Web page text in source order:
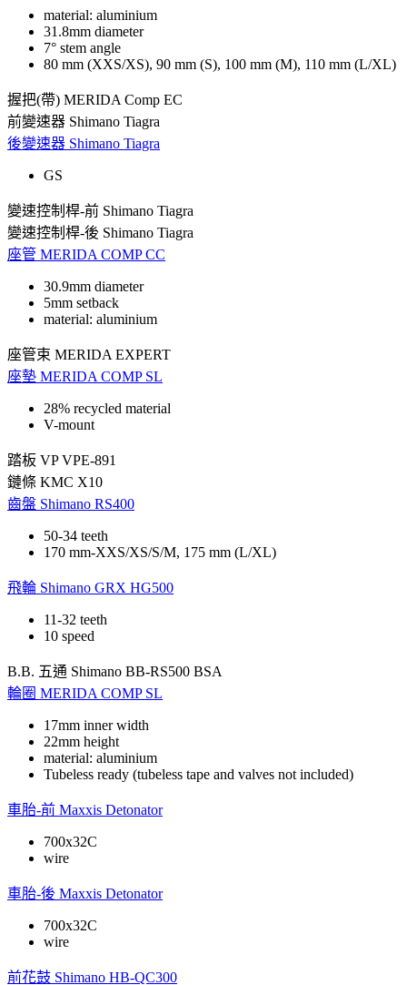
material: aluminium
31.8mm diameter
7° stem angle
80 mm (XXS/XS), 90 mm (S), 100 mm (M), 110 mm (L/XL)
握把(帶) MERIDA Comp EC
前變速器 Shimano Tiagra
後變速器 Shimano Tiagra
GS
變速控制桿-前 Shimano Tiagra
變速控制桿-後 Shimano Tiagra
座管 MERIDA COMP CC
30.9mm diameter
5mm setback
material: aluminium
座管束 MERIDA EXPERT
座墊 MERIDA COMP SL
28% recycled material
V-mount
踏板 VP VPE-891
鏈條 KMC X10
齒盤 Shimano RS400
50-34 teeth
170 mm-XXS/XS/S/M, 175 mm (L/XL)
飛輪 Shimano GRX HG500
11-32 teeth
10 speed
B.B. 五通 Shimano BB-RS500 BSA
輪圈 MERIDA COMP SL
17mm inner width
22mm height
material: aluminium
Tubeless ready (tubeless tape and valves not included)
車胎-前 Maxxis Detonator
700x32C
wire
車胎-後 Maxxis Detonator
700x32C
wire
前花鼓 Shimano HB-QC300